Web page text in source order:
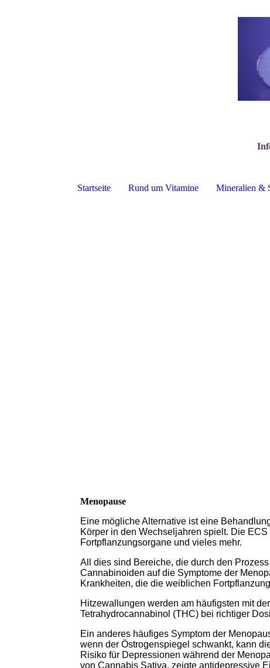
Startseite Rund um Vitamine Mineralien &
Menopause
Eine mögliche Alternative ist eine
Körper in den Wechseljahren spielt. Die
Fortpflanzungsorgane und vieles mehr.
All dies sind Bereiche, die durch den
Cannabinoiden auf die Symptome der
Krankheiten, die die weiblichen
Hitzewallungen werden am häufigsten mit
Tetrahydrocannabinol (THC) bei richtiger
Ein anderes häufiges Symptom der
wenn der Östrogenspiegel schwankt, kann
Risiko für Depressionen während der
von Cannabis Sativa, zeigte antidepressive